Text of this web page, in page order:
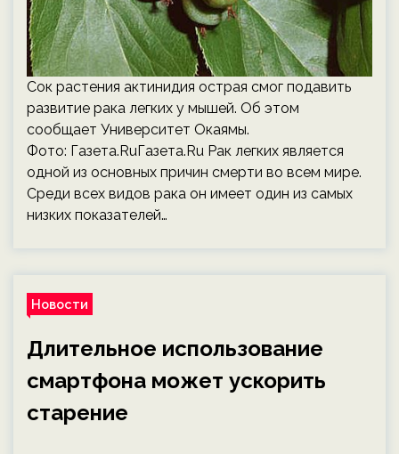
Сок растения актинидия острая смог подавить
развитие рака легких у мышей. Об этом
сообщает Университет Окаямы.
Фото: Газета.RuГазета.Ru Рак легких является
одной из основных причин смерти во всем мире.
Среди всех видов рака он имеет один из самых
низких показателей…
Новости
Длительное использование
смартфона может ускорить
старение